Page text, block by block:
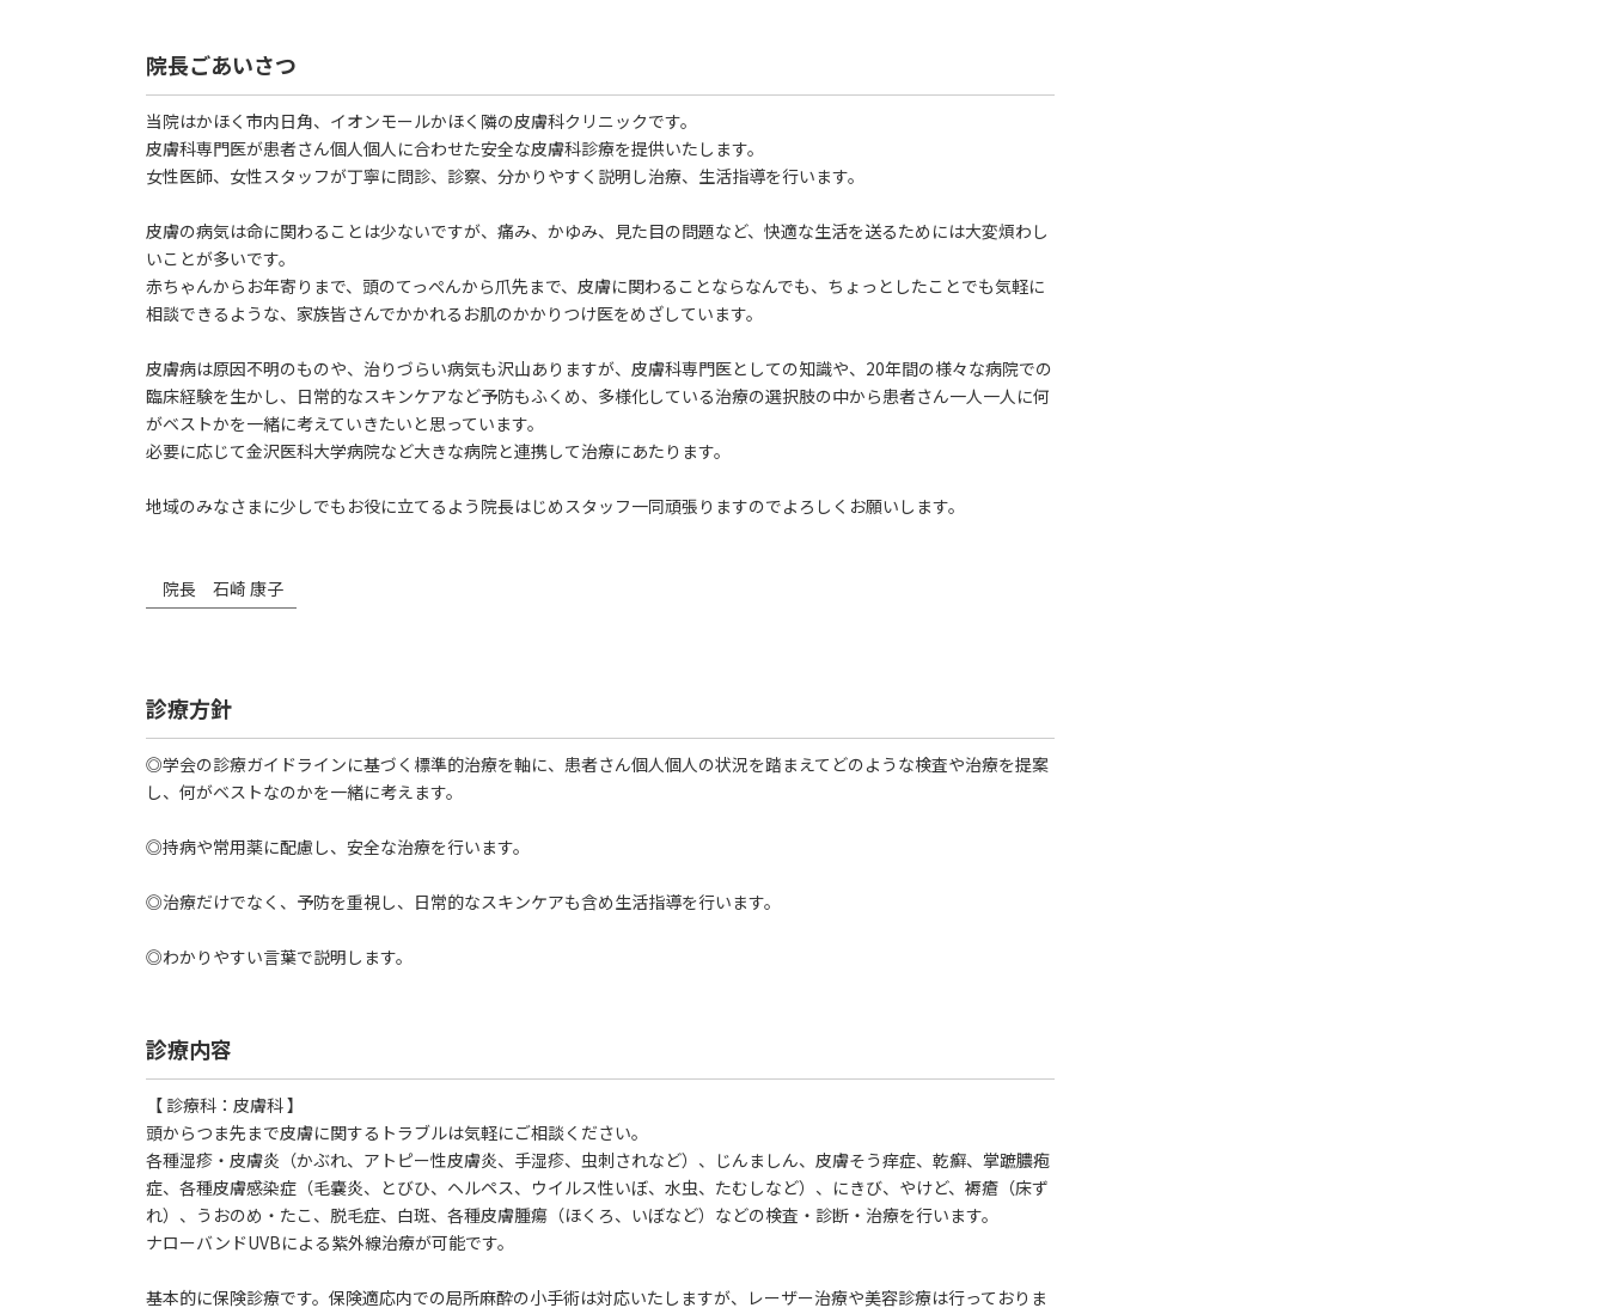
院長ごあいさつ
当院はかほく市内日角、イオンモールかほく隣の皮膚科クリニックです。
皮膚科専門医が患者さん個人個人に合わせた安全な皮膚科診療を提供いたします。
女性医師、女性スタッフが丁寧に問診、診察、分かりやすく説明し治療、生活指導を行います。
皮膚の病気は命に関わることは少ないですが、痛み、かゆみ、見た目の問題など、快適な生活を送るためには大変煩わし
いことが多いです。
赤ちゃんからお年寄りまで、頭のてっぺんから爪先まで、皮膚に関わることならなんでも、ちょっとしたことでも気軽に
相談できるような、家族皆さんでかかれるお肌のかかりつけ医をめざしています。
皮膚病は原因不明のものや、治りづらい病気も沢山ありますが、皮膚科専門医としての知識や、20年間の様々な病院での
臨床経験を生かし、日常的なスキンケアなど予防もふくめ、多様化している治療の選択肢の中から患者さん一人一人に何
がベストかを一緒に考えていきたいと思っています。
必要に応じて金沢医科大学病院など大きな病院と連携して治療にあたります。
地域のみなさまに少しでもお役に立てるよう院長はじめスタッフ一同頑張りますのでよろしくお願いします。
院長 石崎 康子
￣￣￣￣￣￣￣￣￣
診療方針
◎学会の診療ガイドラインに基づく標準的治療を軸に、患者さん個人個人の状況を踏まえてどのような検査や治療を提案
し、何がベストなのかを一緒に考えます。
◎持病や常用薬に配慮し、安全な治療を行います。
◎治療だけでなく、予防を重視し、日常的なスキンケアも含め生活指導を行います。
◎わかりやすい言葉で説明します。
診療内容
【 診療科：皮膚科 】
頭からつま先まで皮膚に関するトラブルは気軽にご相談ください。
各種湿疹・皮膚炎（かぶれ、アトピー性皮膚炎、手湿疹、虫刺されなど）、じんましん、皮膚そう痒症、乾癬、掌蹠膿疱
症、各種皮膚感染症（毛嚢炎、とびひ、ヘルペス、ウイルス性いぼ、水虫、たむしなど）、にきび、やけど、褥瘡（床ず
れ）、うおのめ・たこ、脱毛症、白斑、各種皮膚腫瘍（ほくろ、いぼなど）などの検査・診断・治療を行います。
ナローバンドUVBによる紫外線治療が可能です。
基本的に保険診療です。保険適応内での局所麻酔の小手術は対応いたしますが、レーザー治療や美容診療は行っておりま